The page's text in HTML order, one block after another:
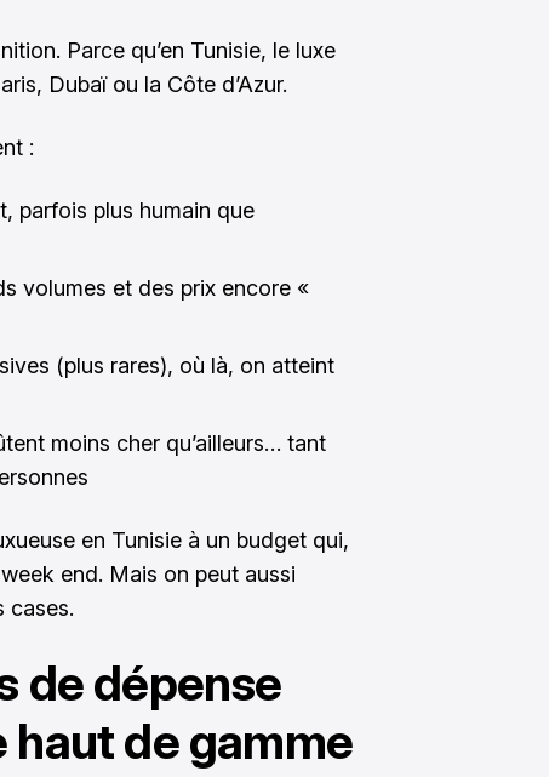
Parce qu’en Tunisie, le luxe
Dubaï ou la Côte d’Azur.
:
parfois plus humain que
volumes et des prix encore «
(plus rares), où là, on atteint
moins cher qu’ailleurs… tant
en Tunisie à un budget qui,
end. Mais on peut aussi
cases.
de dépense
haut de gamme